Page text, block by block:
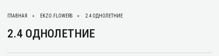
ГЛАВНАЯ EKZO.FLOWERS 2.4 ОДНОЛЕТНИЕ
2.4 ОДНОЛЕТНИЕ